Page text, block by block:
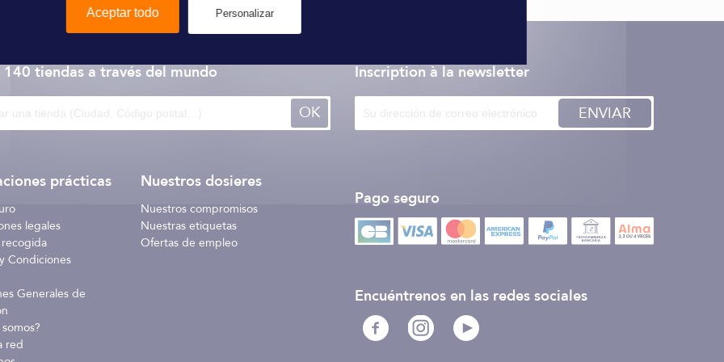
Liros
140 tiendasa través del mundo
OK
prácticas
legales
Condiciones
Generales de
red
Nuestros dosieres
Nuestros compromisos
Nuestras etiquetas
Ofertas de empleo
Inscription à la newsletter
ENVIAR
Pago seguro
Encuéntrenos en las redes sociales
Aceptar todo Personalizar